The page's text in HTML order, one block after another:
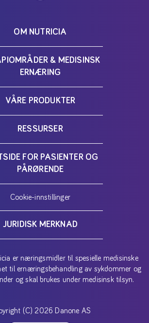
OM NUTRICIA
& MEDISINSK
ERNÆRING
VÅRE PRODUKTER
RESSURSER
FOR PASIENTER OG
PÅRØRENDE
Cookie-innstillinger
JURIDISK MERKNAD
er næringsmidler til spesielle medisinske
til ernæringsbehandling av sykdommer og
og skal brukes under medisinsk tilsyn.
(C) 2026 Danone AS